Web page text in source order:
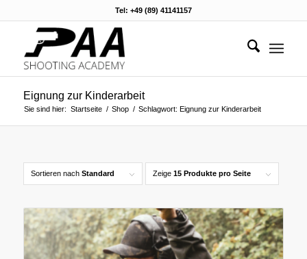
Tel: +49 (89) 41141157
Eignung zur Kinderarbeit
Sie sind hier: Startseite / Shop / Schlagwort: Eignung zur Kinderarbeit
Sortieren nach Standard Zeige 15 Produkte pro Seite